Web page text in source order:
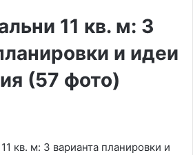
11 кв. м: 3
и идеи
(57 фото)